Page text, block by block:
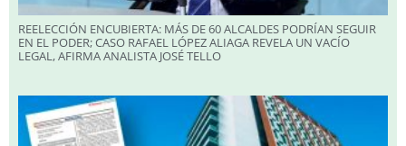
REELECCIÓN ENCUBIERTA: MÁS DE 60 ALCALDES PODRÍAN SEGUIR
EN EL PODER; CASO RAFAEL LÓPEZ ALIAGA REVELA UN VACÍO
LEGAL, AFIRMA ANALISTA JOSÉ TELLO